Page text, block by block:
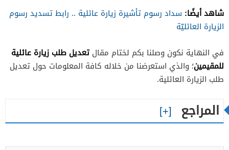
شاهد أيضًا: سداد رسوم تأشيرة زيارة عائلية .. رابط تسديد رسوم
الزيارة العائليّة
في النهاية نكون وصلنا بكم لختام مقالتعديل طلب زيارة عائلية
للمقيمين؛ والذي استعرضنا من خلاله كافة المعلومات حول تعديل
طلب الزيارة العائلية.
المراجع